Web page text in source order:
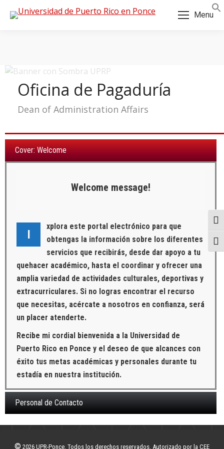
Menu
Oficina de Pagaduría
Dean of Administration Affairs
Cover: Welcome
Welcome message!
I
xplora este portal electrónico para que
obtengas la información sobre los diferentes
servicios que recibirás, desde dar apoyo a tu
quehacer académico, hasta el coordinar y ofrecer una
amplia variedad de actividades culturales, deportivas y
extracurriculares. Si no logras encontrar el recurso
que necesitas, acércate a nosotros en confianza, será
un placer atenderte.
Recibe mi cordial bienvenida a la Universidad de
Puerto Rico en Ponce y el deseo de que alcances con
éxito tus metas académicas y personales durante tu
estadía en nuestra institución.
Personal de Contacto
© 2026 UPR-Ponce. Todos los derechos reservados. Autorizado por la CEE